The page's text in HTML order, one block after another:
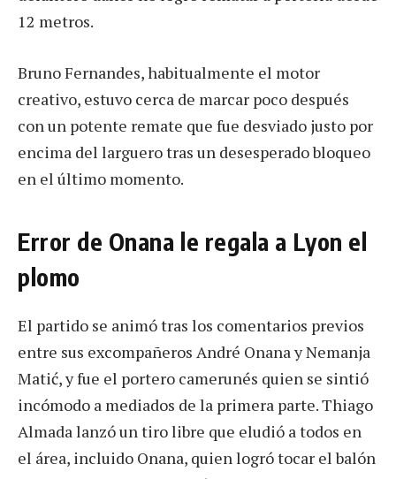
12 metros.
Bruno Fernandes, habitualmente el motor
creativo, estuvo cerca de marcar poco después
con un potente remate que fue desviado justo por
encima del larguero tras un desesperado bloqueo
en el último momento.
Error de Onana le regala a Lyon el
plomo
El partido se animó tras los comentarios previos
entre sus excompañeros André Onana y Nemanja
Matić, y fue el portero camerunés quien se sintió
incómodo a mediados de la primera parte. Thiago
Almada lanzó un tiro libre que eludió a todos en
el área, incluido Onana, quien logró tocar el balón